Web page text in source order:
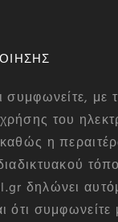
συμφωνείτε, με
του
η
δηλώνει
ότι συμφωνείτε